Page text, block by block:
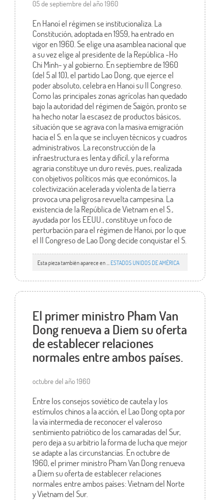
05 de septiembre del año 1960
En Hanoí el régimen se institucionaliza. La
Constitución, adoptada en 1959, ha entrado en
vigor en 1960. Se elige una asamblea nacional que
a su vez elige al presidente de la República -Ho
Chi Minh- y al gobierno. En septiembre de 1960
(del 5 al 10), el partido Lao Dong, que ejerce el
poder absoluto, celebra en Hanoi su II Congreso.
Como las principales zonas agrícolas han quedado
bajo la autoridad del régimen de Saigón, pronto se
ha hecho notar la escasez de productos básicos,
situación que se agrava con la masiva emigración
hacia el S. en la que se incluyen técnicos y cuadros
administrativos. La reconstrucción de la
infraestructura es lenta y difícil, y la reforma
agraria constituye un duro revés, pues, realizada
con objetivos políticos más que económicos, la
colectivización acelerada y violenta de la tierra
provoca una peligrosa revuelta campesina. La
existencia de la República de Vietnam en el S.,
ayudada por los EEUU., constituye un foco de
perturbación para el régimen de Hanoi, por lo que
el II Congreso de Lao Dong decide conquistar el S.
Esta pieza también aparece en ... ESTADOS UNIDOS DE AMÉRICA
El primer ministro Pham Van
Dong renueva a Diem su oferta
de establecer relaciones
normales entre ambos países.
octubre del año 1960
Entre los consejos soviético de cautela y los
estímulos chinos a la acción, el Lao Dong opta por
la vía intermedia de reconocer el valeroso
sentimiento patriótico de los camaradas del Sur,
pero deja a su arbitrio la forma de lucha que mejor
se adapte a las circunstancias. En octubre de
1960, el primer ministro Pham Van Dong renueva
a Diem su oferta de establecer relaciones
normales entre ambos países: Vietnam del Norte
y Vietnam del Sur.